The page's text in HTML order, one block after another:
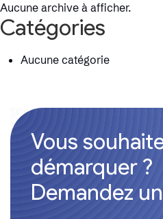
Aucune archive à afficher.
Catégories
Aucune catégorie
Vous
démarquer ?
Demandez